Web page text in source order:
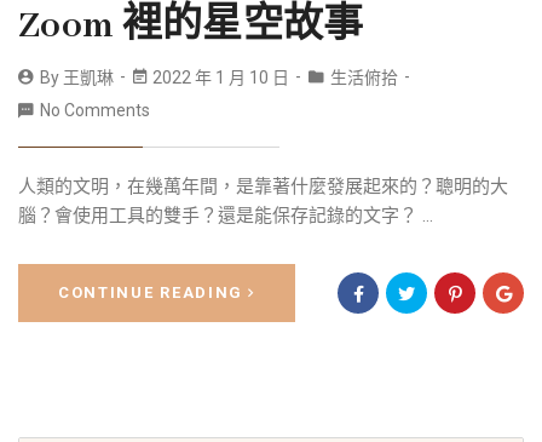
Zoom 裡的星空故事
By 王凱琳 2022 年 1 月 10 日
生活俯拾
No Comments
人類的文明，在幾萬年間，是靠著什麼發展起來的？聰明的大
腦？會使用工具的雙手？還是能保存記錄的文字？ ...
CONTINUE READING